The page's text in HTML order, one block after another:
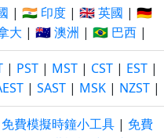
日
後
12/1/2027
日
後
13/1/2027
160 日
14/1/2027
| 🇮🇳 印度 | 🇬🇧 英國 | 🇩🇪
大 | 🇦🇺 澳洲 | 🇧🇷 巴西 |
| PST | MST | CST | EST |
| SAST | MSK | NZST |
免費模擬時鐘小工具 | 免費